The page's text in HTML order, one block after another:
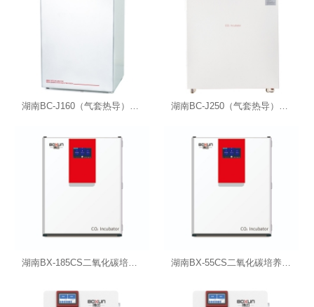
湖南BC-J160（气套热导）二氧化碳细胞培养箱 湖南BC-J250（气套热导）二氧化碳细胞培养箱
湖南BX-185CS二氧化碳培养箱（干热灭菌） 湖南BX-55CS二氧化碳培养箱（干热灭菌）